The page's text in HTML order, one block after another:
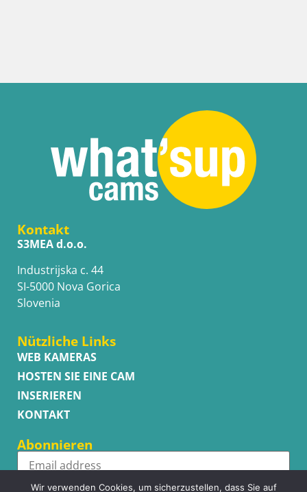
Kontakt
S3MEA d.o.o.
Industrijska c. 44
SI-5000 Nova Gorica
Slovenia
Nützliche Links
WEB KAMERAS
HOSTEN SIE EINE CAM
INSERIEREN
KONTAKT
Abonnieren
Wir verwenden Cookies, um sicherzustellen, dass Sie auf